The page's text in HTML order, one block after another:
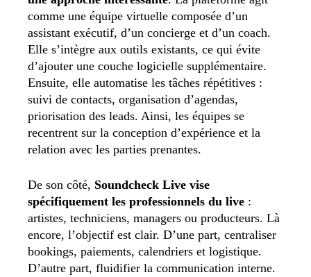
comme une équipe virtuelle composée d’un
assistant exécutif, d’un concierge et d’un coach.
Elle s’intègre aux outils existants, ce qui évite
d’ajouter une couche logicielle supplémentaire.
Ensuite, elle automatise les tâches répétitives :
suivi de contacts, organisation d’agendas,
priorisation des leads. Ainsi, les équipes se
recentrent sur la conception d’expérience et la
relation avec les parties prenantes.
De son côté, Soundcheck Live vise
spécifiquement les professionnels du live :
artistes, techniciens, managers ou producteurs. Là
encore, l’objectif est clair. D’une part, centraliser
bookings, paiements, calendriers et logistique.
D’autre part, fluidifier la communication interne.